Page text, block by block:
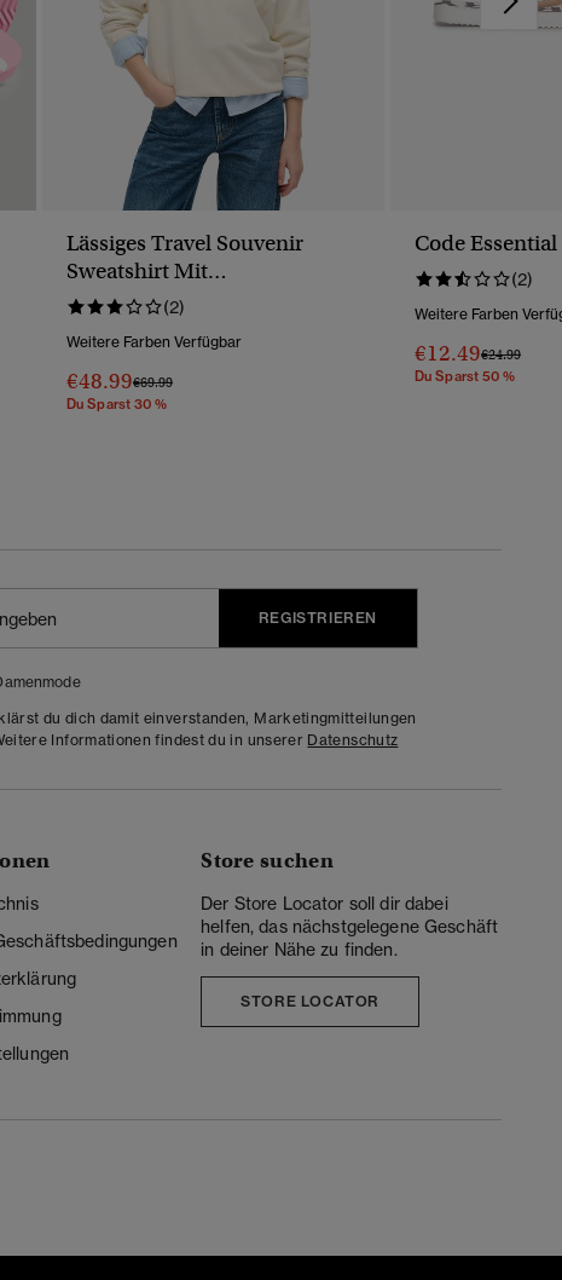
Lässiges Travel Souvenir
Sweatshirt Mit
Rundhalsausschnitt
(2)
Weitere Farben Verfügbar
€48.99Preis Wurde Reduziert Von
€69.99Bis
Du Sparst 30 %
Code
(2)
Weitere Farben
€12.49Preis Wurde
€24.99Bis
Du Sparst 50 %
REGISTRIEREN
du dich damit einverstanden, Marketingmitteilungen
Informationen findest du in unserer Datenschutz
Store suchen
Der Store Locator soll dir dabei
helfen, das nächstgelegene Geschäft
in deiner Nähe zu finden.
STORE LOCATOR